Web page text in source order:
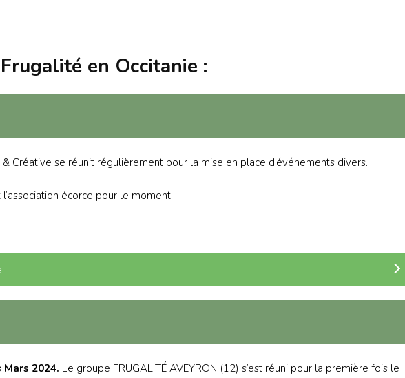
en Occitanie :
Créative se réunit régulièrement pour la mise en place d’événements divers.
écorce pour le moment.
2024. Le groupe FRUGALITÉ AVEYRON (12) s’est réuni pour la première fois le